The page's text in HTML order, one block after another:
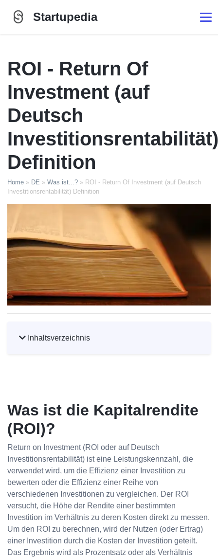
Startupedia
ROI - Return Of
Investment (auf
Deutsch
Investitionsrentabilität)
Definition
Home » DE » Was ist...? » ROI - Return Of Investment (auf Deutsch
Investitionsrentabilität) Definition
Inhaltsverzeichnis
Was ist die Kapitalrendite
(ROI)?
Return on Investment (ROI oder auf Deutsch
Investitionsrentabilität) ist eine Leistungskennzahl, die
verwendet wird, um die Effizienz einer Investition zu
bewerten oder die Effizienz einer Reihe von
verschiedenen Investitionen zu vergleichen. Der ROI
versucht, die Höhe der Rendite einer bestimmten
Investition im Verhältnis zu deren Kosten direkt zu messen.
Um den ROI zu berechnen, wird der Nutzen (oder Ertrag)
einer Investition durch die Kosten der Investition geteilt.
Das Ergebnis wird als Prozentsatz oder als Verhältnis